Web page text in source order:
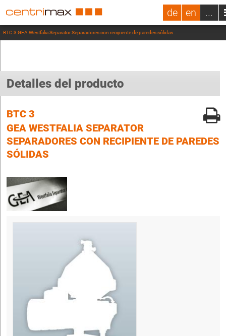
de en ...
BTC 3 GEA Westfalia Separator Separadores con recipiente de paredes sólidas
Detalles del producto
BTC 3
GEA WESTFALIA SEPARATOR
SEPARADORES CON RECIPIENTE DE PAREDES
SÓLIDAS